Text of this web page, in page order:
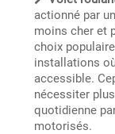
actionné par
moins cher et
choix
installations
accessible.
nécessiter
quotidienne
motorisés.